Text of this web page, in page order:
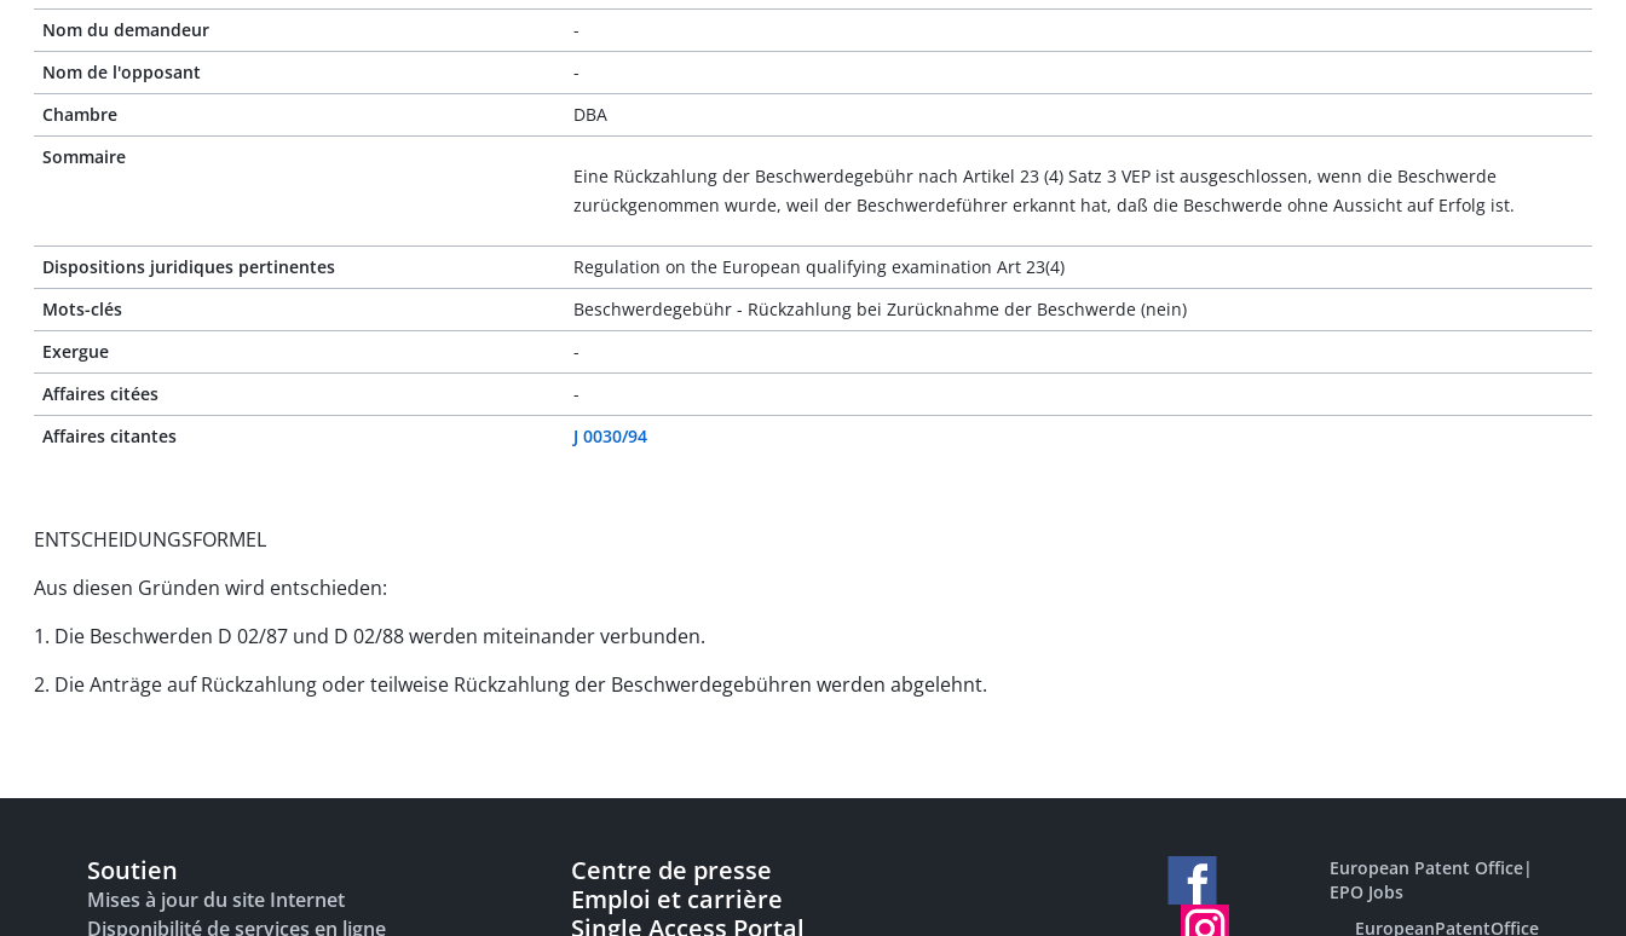
Nom du demandeur
-
Nom de l'opposant
-
Chambre
DBA
Sommaire
Eine Rückzahlung der Beschwerdegebühr nach Artikel 23 (4) Satz 3 VEP ist ausgeschlossen, wenn die Beschwerde
zurückgenommen wurde, weil der Beschwerdeführer erkannt hat, daß die Beschwerde ohne Aussicht auf Erfolg ist.
Dispositions juridiques pertinentes
Regulation on the European qualifying examination Art 23(4)
Mots-clés
Beschwerdegebühr - Rückzahlung bei Zurücknahme der Beschwerde (nein)
Exergue
-
Affaires citées
-
Affaires citantes
J 0030/94
ENTSCHEIDUNGSFORMEL
Aus diesen Gründen wird entschieden:
1. Die Beschwerden D 02/87 und D 02/88 werden miteinander verbunden.
2. Die Anträge auf Rückzahlung oder teilweise Rückzahlung der Beschwerdegebühren werden abgelehnt.
Soutien
Mises à jour du site Internet
Disponibilité de services en ligne
Centre de presse
Emploi et carrière
Single Access Portal
European Patent Office|
EPO Jobs
EuropeanPatentOffice